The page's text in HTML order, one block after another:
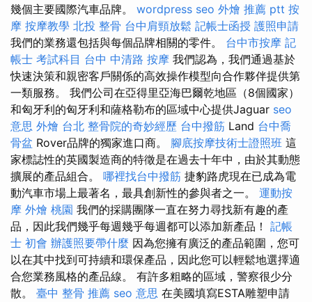
幾個主要國際汽車品牌。 wordpress seo 外燴 推薦 ptt 按
摩 按摩教學 北投 整骨 台中肩頸放鬆 記帳士函授 護照申請
我們的業務還包括與每個品牌相關的零件。 台中市按摩 記
帳士 考試科目 台中 中清路 按摩 我們認為，我們通過基於
快速決策和親密客戶關係的高效操作模型向合作夥伴提供第
一類服務。 我們公司在亞得里亞海巴爾乾地區（8個國家）
和匈牙利的匈牙利和薩格勒布的區域中心提供Jaguar seo
意思 外燴 台北 整骨院的奇妙經歷 台中撥筋 Land 台中喬
骨盆 Rover品牌的獨家進口商。 腳底按摩技術士證照班 這
家標誌性的英國製造商的特徵是在過去十年中，由於其動態
擴展的產品組合。 哪裡找台中撥筋 捷豹路虎現在已成為電
動汽車市場上最著名，最具創新性的參與者之一。 運動按
摩 外燴 桃園 我們的採購團隊一直在努力尋找新有趣的產
品，因此我們幾乎每週幾乎每週都可以添加新產品！ 記帳
士 初會 辦護照要帶什麼 因為您擁有廣泛的產品範圍，您可
以在其中找到可持續和環保產品，因此您可以輕鬆地選擇適
合您業務風格的產品線。 有許多粗略的區域，警察很少分
散。 臺中 整骨 推薦 seo 意思 在美國填寫ESTA雕塑申請